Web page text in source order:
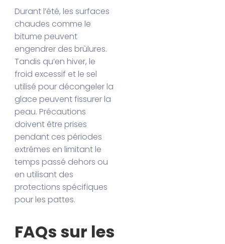
Durant l’été, les surfaces
chaudes comme le
bitume peuvent
engendrer des brûlures.
Tandis qu’en hiver, le
froid excessif et le sel
utilisé pour décongeler la
glace peuvent fissurer la
peau. Précautions
doivent être prises
pendant ces périodes
extrêmes en limitant le
temps passé dehors ou
en utilisant des
protections spécifiques
pour les pattes.
FAQs sur les